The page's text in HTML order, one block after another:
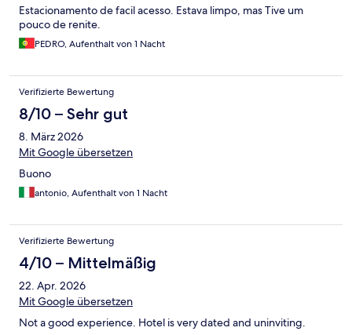
Estacionamento de facil acesso. Estava limpo, mas Tive um
pouco de renite.
PEDRO, Aufenthalt von 1 Nacht
Verifizierte Bewertung
8/10 – Sehr gut
8. März 2026
Mit Google übersetzen
Buono
antonio, Aufenthalt von 1 Nacht
Verifizierte Bewertung
4/10 – Mittelmäßig
22. Apr. 2026
Mit Google übersetzen
Not a good experience. Hotel is very dated and uninviting.